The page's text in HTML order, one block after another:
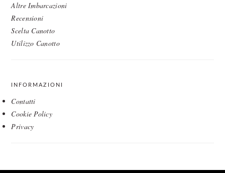
Altre Imbarcazioni
Recensioni
Scelta Canotto
Utilizzo Canotto
INFORMAZIONI
Contatti
Cookie Policy
Privacy